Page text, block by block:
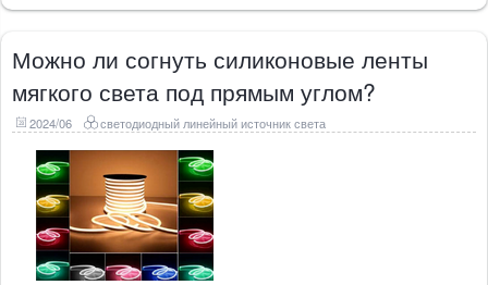
Можно ли согнуть силиконовые ленты
мягкого света под прямым углом?
2024/06 светодиодный линейный источник света